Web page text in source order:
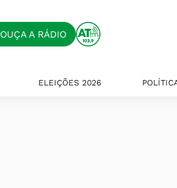
OUÇA A RÁDIO
ELEIÇÕES 2026